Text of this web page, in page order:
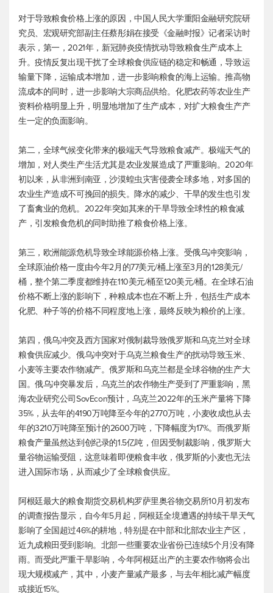
对于导致粮食价格上涨的原因，中国人民大学重阳金融研究院研
究员、宏观研究部副主任蔡彤娟在接受《金融时报》记者采访时
表示，第一，2021年，新冠肺炎疫情扰动导致粮食生产成本上
升。疫情反复出现干扰了全球粮食供应链的稳定和畅通，导致运
输量下降，运输成本增加，进一步影响粮食的海上运输。推高物
流成本的同时，进一步影响大宗商品供给。化肥农药等农业生产
资料价格明显上升，明显地增加了生产成本，对扩大粮食生产产
生一定的负面影响。
第二，全球气候变化带来的极端天气导致粮食减产。极端天气的
增加，对人类生产生活尤其是农业发展造成了严重影响。2020年
初以来，从非洲到南亚，沙漠蝗虫灾害侵袭全球多地，对多国的
农业生产造成不可挽回的损失。降水的减少、干旱的发生也引发
了畜禽业的危机。2022年突如其来的干旱导致全球性的粮食减
产，引发粮食危机的同时助推了粮食价格上涨。
第三，欧洲能源危机导致全球能源价格上涨。受俄乌冲突影响，
全球原油价格一度由今年2月的77美元/桶上涨至3月的128美元/
桶，整个第二季度都维持在110美元/桶至120美元/桶。在全球石油
价格不断上涨的影响下，种粮成本也在不断上升，包括生产成本
化肥、种子等的价格不同程度地上涨，最终反映为粮价的上涨。
第四，俄乌冲突及西方国家对俄制裁导致俄罗斯和乌克兰对全球
粮食供应减少。俄乌冲突对于乌克兰粮食生产的扰动导致玉米、
小麦等主要农作物减产。俄罗斯和乌克兰都是全球谷物的生产大
国。俄乌冲突暴发后，乌克兰的农作物生产受到了严重影响，黑
海农业研究公司SovEcon预计，乌克兰2022年的玉米产量将下降
35%，从去年的4190万吨降至今年的2770万吨，小麦收成也从去
年的3210万吨降至预计的2600万吨，下降幅度为17%。而俄罗斯
粮食产量虽然达到创纪录的1.5亿吨，但因受制裁影响，俄罗斯大
量谷物运输受阻，这意味着即便粮食丰收，俄罗斯的小麦也无法
进入国际市场，从而减少了全球粮食供应。
阿根廷最大的粮食期货交易机构罗萨里奥谷物交易所10月初发布
的调查报告显示，自今年5月起，阿根廷全境遭遇的持续干旱天气
影响了全国超过46%的耕地，特别是在中部和北部农业主产区，
近九成粮田受到影响。北部一些重要农业省份已连续5个月没有降
雨。而受此严重干旱影响，今年阿根廷出产的主要农作物将会出
现大规模减产，其中，小麦产量减产最多，与去年相比减产幅度
或接近15%。